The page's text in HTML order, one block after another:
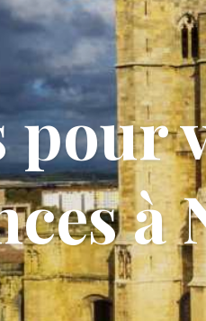
pour
à